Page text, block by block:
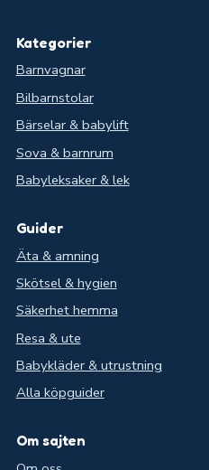
Kategorier
Barnvagnar
Bilbarnstolar
Bärselar & babylift
Sova & barnrum
Babyleksaker & lek
Guider
Äta & amning
Skötsel & hygien
Säkerhet hemma
Resa & ute
Babykläder & utrustning
Alla köpguider
Om sajten